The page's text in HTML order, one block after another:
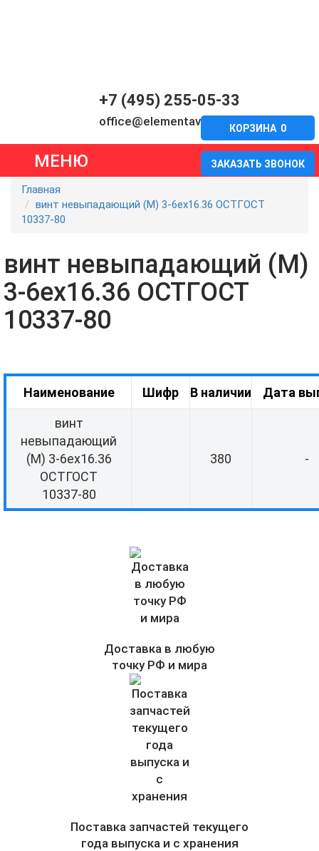
+7 (495) 255-05-33
office@elementavia.ru
ЗАКАЗАТЬ ЗВОНОК
КОРЗИНА 0
МЕНЮ
Главная
винт невыпадающий (М) 3-6eх16.36 ОСТГОСТ
10337-80
винт невыпадающий (М)
3-6eх16.36 ОСТГОСТ
10337-80
Наименование Шифр В наличии Дата
винт
невыпадающий
(М) 3-6eх16.36
ОСТГОСТ
10337-80
380 -
Доставка в любую
точку РФ и мира
Поставка запчастей текущего
года выпуска и с хранения